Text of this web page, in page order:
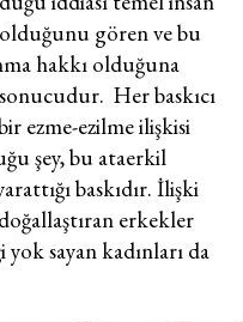
gören ve bu
hakkı olduğuna
Her baskıcı
ezme-ezilme ilişkisi
şey, bu ataerkil
baskıdır. İlişki
erkekler
sayan kadınları da